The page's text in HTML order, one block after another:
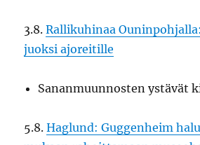
3.8.Rallikuhinaa
juoksi ajoreitille
Sananmuunnosten ystävät
5.8.Haglund: Guggenheim